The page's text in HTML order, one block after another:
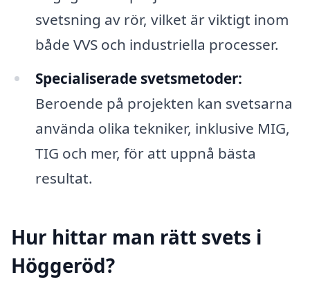
svetsning av rör, vilket är viktigt inom
både VVS och industriella processer.
Specialiserade svetsmetoder:
Beroende på projekten kan svetsarna
använda olika tekniker, inklusive MIG,
TIG och mer, för att uppnå bästa
resultat.
Hur hittar man rätt svets i
Höggeröd?